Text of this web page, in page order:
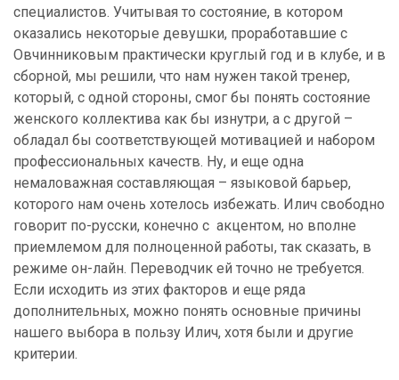
специалистов. Учитывая то состояние, в котором
оказались некоторые девушки, проработавшие с
Овчинниковым практически круглый год и в клубе, и в
сборной, мы решили, что нам нужен такой тренер,
который, с одной стороны, смог бы понять состояние
женского коллектива как бы изнутри, а с другой –
обладал бы соответствующей мотивацией и набором
профессиональных качеств. Ну, и еще одна
немаловажная составляющая – языковой барьер,
которого нам очень хотелось избежать. Илич свободно
говорит по-русски, конечно с акцентом, но вполне
приемлемом для полноценной работы, так сказать, в
режиме он-лайн. Переводчик ей точно не требуется.
Если исходить из этих факторов и еще ряда
дополнительных, можно понять основные причины
нашего выбора в пользу Илич, хотя были и другие
критерии.